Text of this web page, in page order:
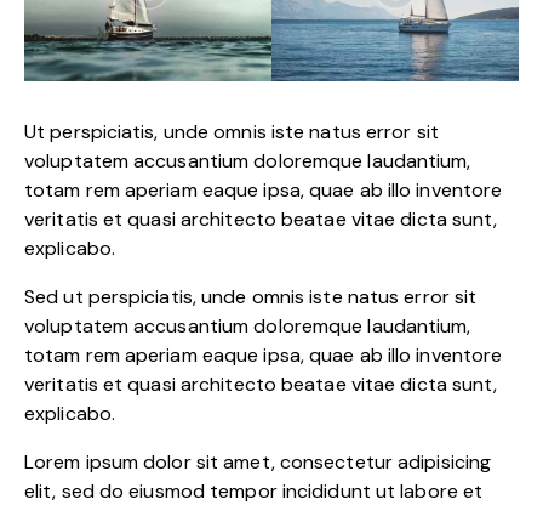
Ut perspiciatis, unde omnis iste natus error sit
voluptatem accusantium doloremque laudantium,
totam rem aperiam eaque ipsa, quae ab illo inventore
veritatis et quasi architecto beatae vitae dicta sunt,
explicabo.
Sed ut perspiciatis, unde omnis iste natus error sit
voluptatem accusantium doloremque laudantium,
totam rem aperiam eaque ipsa, quae ab illo inventore
veritatis et quasi architecto beatae vitae dicta sunt,
explicabo.
Lorem ipsum dolor sit amet, consectetur adipisicing
elit, sed do eiusmod tempor incididunt ut labore et